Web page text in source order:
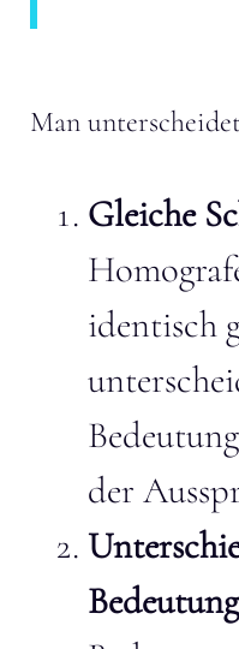
Man
Gleiche
identisch
der